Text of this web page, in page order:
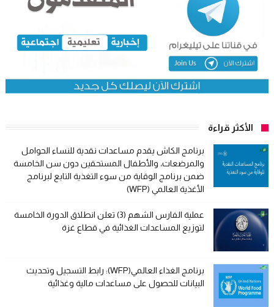
الأكثر قراءة
برنامج الكاش يقدم مساعدات نقدية للنساء الحوامل
والمرضعات، والأطفال المستحقين دون سن الخامسة
ضمن برنامج الوقاية من سوء التغذية التابع لبرنامج
الأغذية العالمي (WFP)
عملية الفارس الشهم (3) تعلن انطلاق الدورة الخامسة
لتوزيع المساعدات الغذائية في قطاع غزة
برنامج الغذاء العالمي(WFP): رابط التسجيل وتحديث
البيانات للحصول على مساعدات مالية وغذائية